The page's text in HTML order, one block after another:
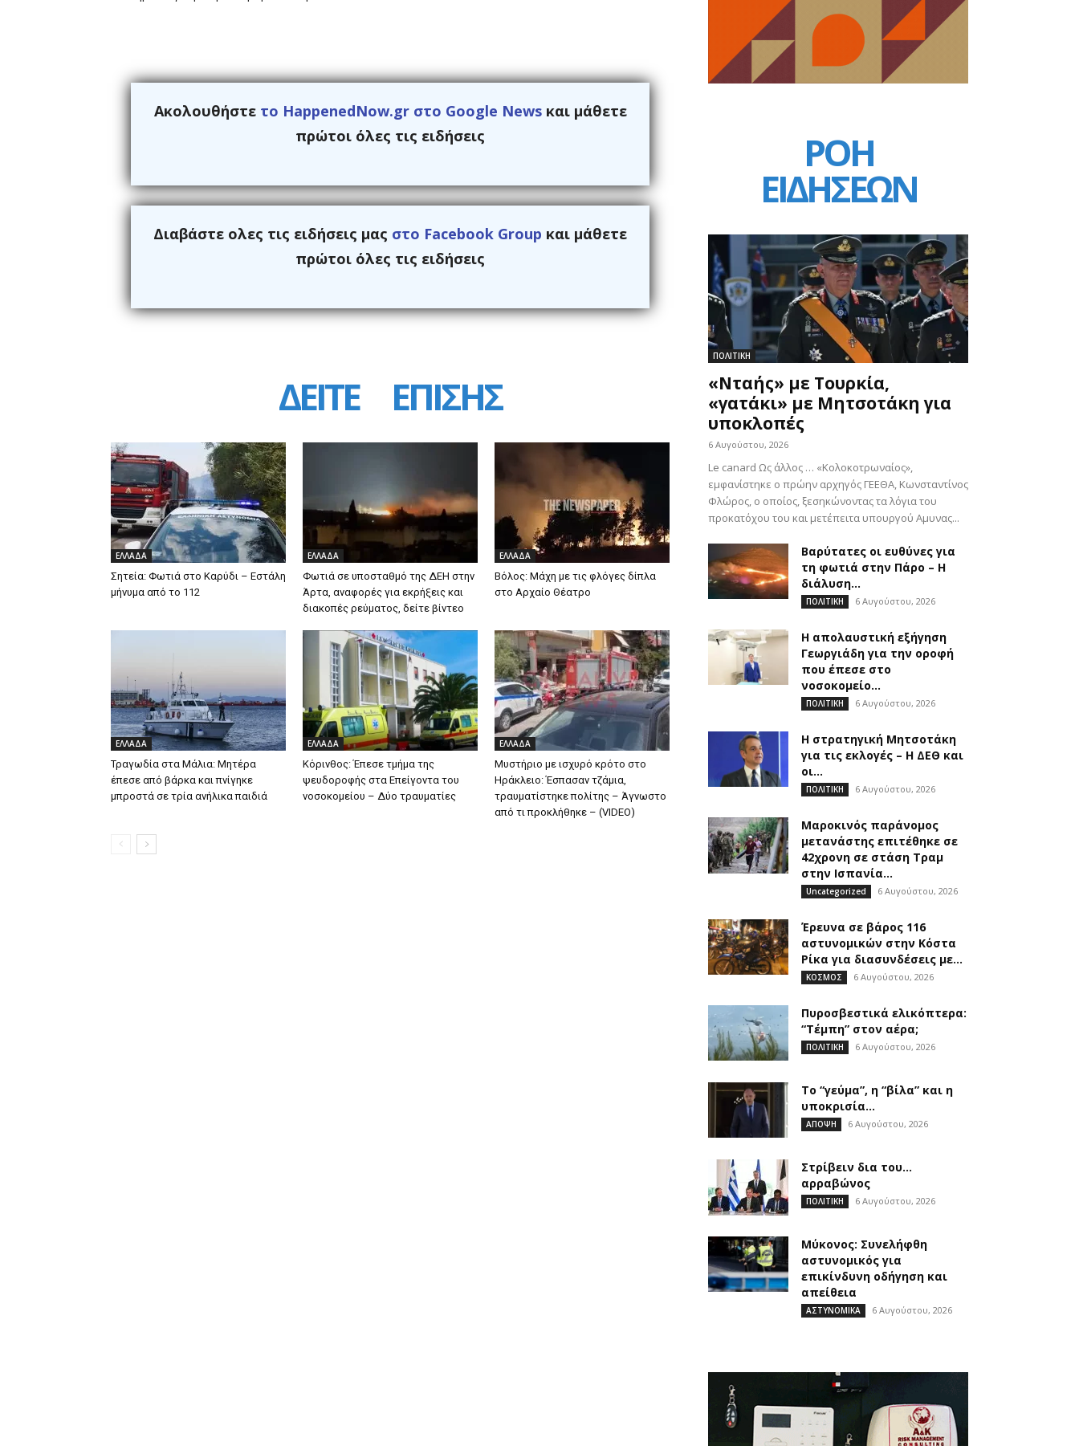
Ακολουθήστε το HappenedNow.gr στο Google Newsκαι μάθετε
πρώτοι όλες τις ειδήσεις
Διαβάστε ολες τις ειδήσεις μας στο Facebook Group και μάθετε
πρώτοι όλες τις ειδήσεις
ΔΕΙΤΕ ΕΠΙΣΗΣ
ΕΛΛΑΔΑ
Σητεία: Φωτιά στο Καρύδι – Εστάλη
μήνυμα από το 112
ΕΛΛΑΔΑ
Φωτιά σε υποσταθμό της ΔΕΗ στην
Άρτα, αναφορές για εκρήξεις και
διακοπές ρεύματος, δείτε βίντεο
ΕΛΛΑΔΑ
Βόλος: Μάχη με τις φλόγες δίπλα
στο Αρχαίο Θέατρο
ΕΛΛΑΔΑ
Τραγωδία στα Μάλια: Μητέρα
έπεσε από βάρκα και πνίγηκε
μπροστά σε τρία ανήλικα παιδιά
ΕΛΛΑΔΑ
Κόρινθος: Έπεσε τμήμα της
ψευδοροφής στα Επείγοντα του
νοσοκομείου – Δύο τραυματίες
ΕΛΛΑΔΑ
Μυστήριο με ισχυρό κρότο στο
Ηράκλειο: Έσπασαν τζάμια,
τραυματίστηκε πολίτης – Άγνωστο
από τι προκλήθηκε – (VIDEO)
ΡΟΗ
ΕΙΔΗΣΕΩΝ
ΠΟΛΙΤΙΚΗ
«Νταής» με Τουρκία,
«γατάκι» με Μητσοτάκη για
υποκλοπές
6 Αυγούστου, 2026
Le canard Ως άλλος … «Κολοκοτρωναίος»,
εμφανίστηκε ο πρώην αρχηγός ΓΕΕΘΑ, Κωνσταντίνος
Φλώρος, ο οποίος, ξεσηκώνοντας τα λόγια του
προκατόχου του και μετέπειτα υπουργού Αμυνας...
Βαρύτατες οι ευθύνες για
τη φωτιά στην Πάρο – Η
διάλυση...
ΠΟΛΙΤΙΚΗ 6 Αυγούστου, 2026
Η απολαυστική εξήγηση
Γεωργιάδη για την οροφή
που έπεσε στο
νοσοκομείο...
ΠΟΛΙΤΙΚΗ 6 Αυγούστου, 2026
Η στρατηγική Μητσοτάκη
για τις εκλογές – Η ΔΕΘ και
οι...
ΠΟΛΙΤΙΚΗ 6 Αυγούστου, 2026
Μαροκινός παράνομος
μετανάστης επιτέθηκε σε
42χρονη σε στάση Τραμ
στην Ισπανία...
Uncategorized 6 Αυγούστου, 2026
Έρευνα σε βάρος 116
αστυνομικών στην Κόστα
Ρίκα για διασυνδέσεις με...
ΚΟΣΜΟΣ 6 Αυγούστου, 2026
Πυροσβεστικά ελικόπτερα:
“Τέμπη” στον αέρα;
ΠΟΛΙΤΙΚΗ 6 Αυγούστου, 2026
Το “γεύμα”, η “βίλα” και η
υποκρισία…
ΑΠΟΨΗ 6 Αυγούστου, 2026
Στρίβειν δια του…
αρραβώνος
ΠΟΛΙΤΙΚΗ 6 Αυγούστου, 2026
Μύκονος: Συνελήφθη
αστυνομικός για
επικίνδυνη οδήγηση και
απείθεια
ΑΣΤΥΝΟΜΙΚΑ 6 Αυγούστου, 2026